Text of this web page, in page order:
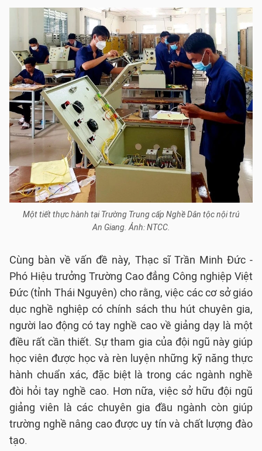
Một tiết thực hành tại Trường Trung cấp Nghề Dân tộc nội trú
An Giang. Ảnh: NTCC.
Cùng bàn về vấn đề này, Thạc sĩ Trần Minh Đức -
Phó Hiệu trưởng Trường Cao đẳng Công nghiệp Việt
Đức (tỉnh Thái Nguyên) cho rằng, việc các cơ sở giáo
dục nghề nghiệp có chính sách thu hút chuyên gia,
người lao động có tay nghề cao về giảng dạy là một
điều rất cần thiết. Sự tham gia của đội ngũ này giúp
học viên được học và rèn luyện những kỹ năng thực
hành chuẩn xác, đặc biệt là trong các ngành nghề
đòi hỏi tay nghề cao. Hơn nữa, việc sở hữu đội ngũ
giảng viên là các chuyên gia đầu ngành còn giúp
trường nghề nâng cao được uy tín và chất lượng đào
tạo.